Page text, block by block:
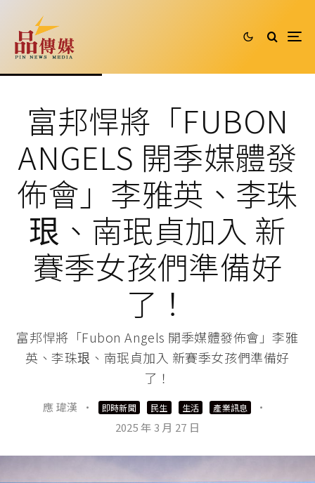
富邦悍將「FUBON
ANGELS 開季媒體發
佈會」李雅英、李珠
珢、南珉貞加入 新
賽季女孩們準備好
了！
富邦悍將「Fubon Angels 開季媒體發佈會」李雅
英、李珠珢、南珉貞加入 新賽季女孩們準備好
了！
應 瑋漢 · 即時新聞 民生 生活 產業訊息
·
2025 年 3 月 27 日